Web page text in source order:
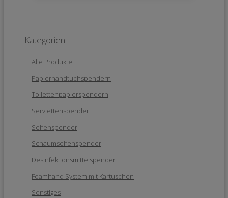
Kategorien
Alle Produkte
Papierhandtuchspendern
Toilettenpapierspendern
Serviettenspender
Seifenspender
Schaumseifenspender
Desinfektionsmittelspender
Foamhand System mit Kartuschen
Sonstiges